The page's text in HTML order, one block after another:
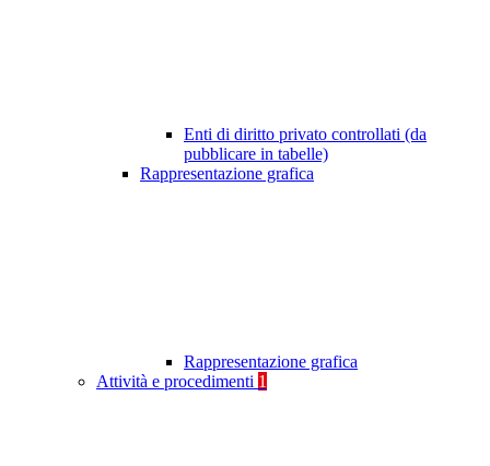
Enti di diritto privato controllati (da
pubblicare in tabelle)
Rappresentazione grafica
Rappresentazione grafica
Attività e procedimenti 1